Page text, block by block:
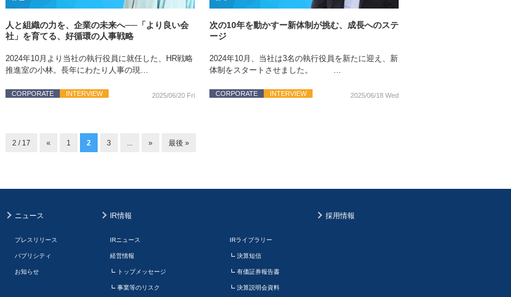
人と組織の力を、企業の未来へ──「より良い会
社」を育てる、好循環の人事戦略
2024年10月より当社の執行役員に就任した、HR戦略
推進室の小林。長年にわたり人事の現…
CORPORATE INTERVIEW 2025/06/20 Fri
次の10年を動かすー新体制が挑む、成長へのステ
ージ
2024年10月、当社は3名の執行役員を新たに迎え、新
体制をスタートさせました。 …
CORPORATE INTERVIEW 2025/06/18 Wed
2 / 17 « 1 2 3 » 最後 »
ニュース
プレスリリース
パブリシティ
お知らせ
IR情報
IRニュース
経営情報
トップメッセージ
事業等のリスク
IRライブラリー
決算短信
有価証券報告書
決算説明会資料
採用情報